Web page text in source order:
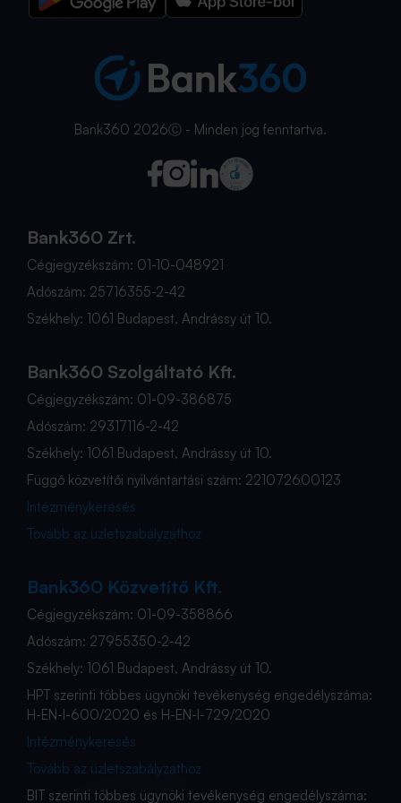
Bank360 2026Ⓒ - Minden jog fenntartva.
Bank360 Zrt.
Cégjegyzékszám: 01-10-048921
Adószám: 25716355-2-42
Székhely: 1061 Budapest, Andrássy út 10.
Bank360 Szolgáltató Kft.
Cégjegyzékszám: 01-09-386875
Adószám: 29317116-2-42
Székhely: 1061 Budapest, Andrássy út 10.
Függő közvetítői nyilvántartási szám: 221072600123
Intézménykeresés
Tovább az üzletszabályzathoz
Bank360 Közvetítő Kft.
Cégjegyzékszám: 01-09-358866
Adószám: 27955350-2-42
Székhely: 1061 Budapest, Andrássy út 10.
HPT szerinti többes ügynöki tevékenység engedélyszáma:
H-EN-I-600/2020 és H-EN-I-729/2020
Intézménykeresés
Tovább az üzletszabályzathoz
BIT szerinti többes ügynöki tevékenység engedélyszáma: